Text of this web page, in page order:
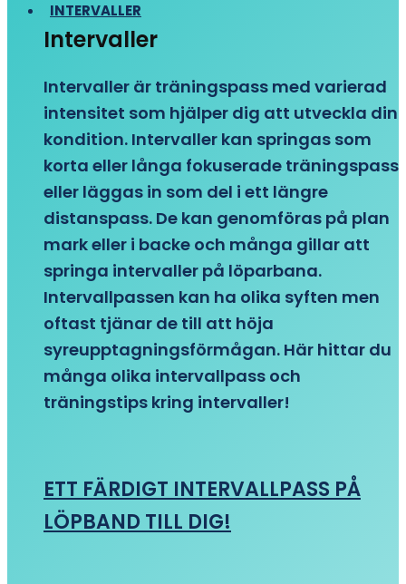
INTERVALLER
Intervaller
Intervaller är träningspass med varierad
intensitet som hjälper dig att utveckla din
kondition. Intervaller kan springas som
korta eller långa fokuserade träningspass
eller läggas in som del i ett längre
distanspass. De kan genomföras på plan
mark eller i backe och många gillar att
springa intervaller på löparbana.
Intervallpassen kan ha olika syften men
oftast tjänar de till att höja
syreupptagningsförmågan. Här hittar du
många olika intervallpass och
träningstips kring intervaller!
ETT FÄRDIGT INTERVALLPASS PÅ
LÖPBAND TILL DIG!